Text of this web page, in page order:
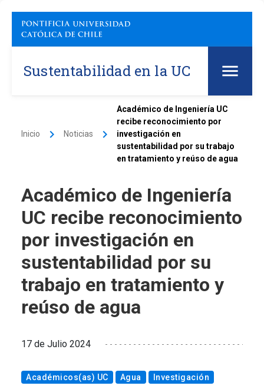
Sustentabilidad en la UC
Inicio keyboard_arrow_right Noticias keyboard_arrow_right
Académico de Ingeniería UC
recibe reconocimiento por
investigación en
sustentabilidad por su trabajo
en tratamiento y reúso de agua
Académico de Ingeniería
UC recibe reconocimiento
por investigación en
sustentabilidad por su
trabajo en tratamiento y
reúso de agua
17 de Julio 2024
Académicos(as) UC Agua Investigación